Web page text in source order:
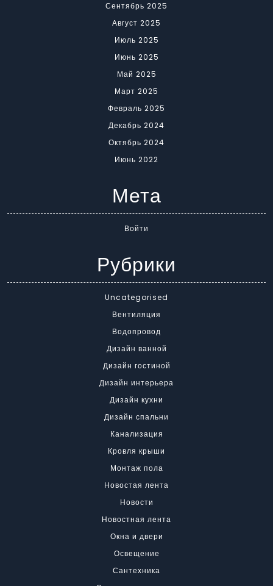
Сентябрь 2025
Август 2025
Июль 2025
Июнь 2025
Май 2025
Март 2025
Февраль 2025
Декабрь 2024
Октябрь 2024
Июнь 2022
Мета
Войти
Рубрики
Uncategorised
Вентиляция
Водопровод
Дизайн ванной
Дизайн гостиной
Дизайн интерьера
Дизайн кухни
Дизайн спальни
Канализация
Кровля крыши
Монтаж пола
Новостая лента
Новости
Новостная лента
Окна и двери
Освещение
Сантехника